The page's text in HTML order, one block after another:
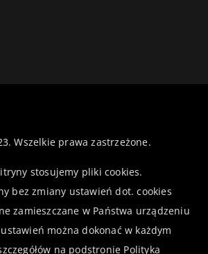
Wszelkie prawa zastrzeżone.
stosujemy pliki cookies.
bez zmiany ustawień dot. cookies
zamieszczane w Państwa urządzeniu
można dokonać w każdym
na podstronie Polityka